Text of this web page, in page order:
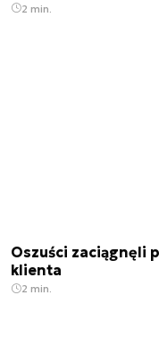
2 min.
Oszuści zaciągnęli
klienta
2 min.